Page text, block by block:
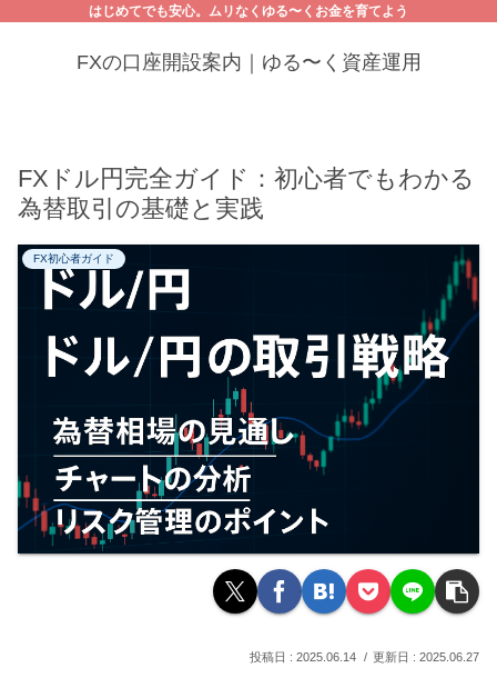
はじめてでも安心。ムリなくゆる〜くお金を育てよう
FXの口座開設案内｜ゆる〜く資産運用
FXドル円完全ガイド：初心者でもわかる
為替取引の基礎と実践
FX初心者ガイド
2025.06.14 2025.06.27